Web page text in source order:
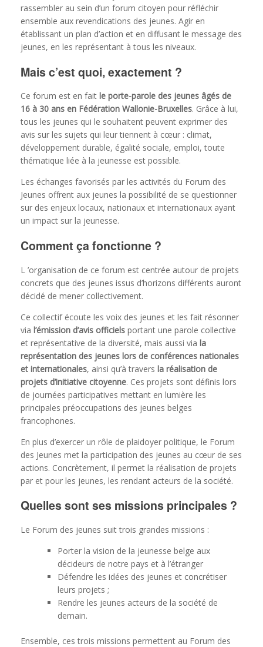
rassembler au sein d’un forum citoyen pour réfléchir
ensemble aux revendications des jeunes. Agir en
établissant un plan d’action et en diffusant le message des
jeunes, en les représentant à tous les niveaux.
Mais c’est quoi, exactement ?
Ce forum est en fait le porte-parole des jeunes âgés de
16 à 30 ans en Fédération Wallonie-Bruxelles. Grâce à lui,
tous les jeunes qui le souhaitent peuvent exprimer des
avis sur les sujets qui leur tiennent à cœur : climat,
développement durable, égalité sociale, emploi, toute
thématique liée à la jeunesse est possible.
Les échanges favorisés par les activités du Forum des
Jeunes offrent aux jeunes la possibilité de se questionner
sur des enjeux locaux, nationaux et internationaux ayant
un impact sur la jeunesse.
Comment ça fonctionne ?
L ’organisation de ce forum est centrée autour de projets
concrets que des jeunes issus d’horizons différents auront
décidé de mener collectivement.
Ce collectif écoute les voix des jeunes et les fait résonner
via l’émission d’avis officiels portant une parole collective
et représentative de la diversité, mais aussi via la
représentation des jeunes lors de conférences nationales
et internationales, ainsi qu’à travers la réalisation de
projets d’initiative citoyenne. Ces projets sont définis lors
de journées participatives mettant en lumière les
principales préoccupations des jeunes belges
francophones.
En plus d’exercer un rôle de plaidoyer politique, le Forum
des Jeunes met la participation des jeunes au cœur de ses
actions. Concrètement, il permet la réalisation de projets
par et pour les jeunes, les rendant acteurs de la société.
Quelles sont ses missions principales ?
Le Forum des jeunes suit trois grandes missions :
Porter la vision de la jeunesse belge aux
décideurs de notre pays et à l’étranger
Défendre les idées des jeunes et concrétiser
leurs projets ;
Rendre les jeunes acteurs de la société de
demain.
Ensemble, ces trois missions permettent au Forum des